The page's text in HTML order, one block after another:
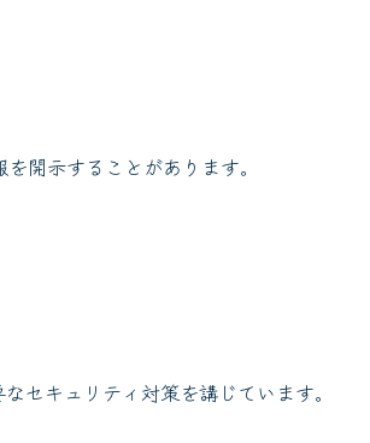
開示することがあります。
セキュリティ対策を講じています。